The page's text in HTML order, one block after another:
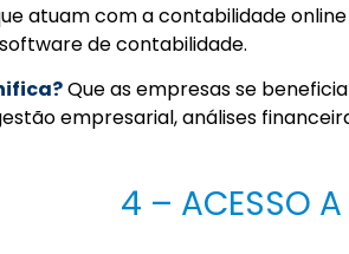
atuam com a contabilidade
de contabilidade.
Que as empresas se
empresarial, análises
4 – ACESSO A